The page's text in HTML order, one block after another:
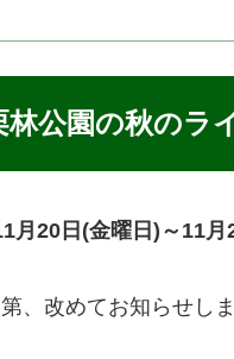
林公園の秋のラ
月20日(金曜日)～11
、改めてお知らせしま